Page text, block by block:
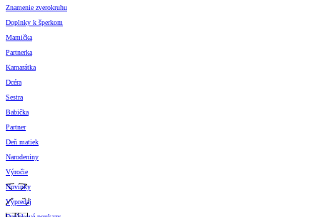
Znamenie zverokruhu
Doplnky k šperkom
Mamička
Partnerka
Kamarátka
Dcéra
Sestra
Babička
Partner
Deň matiek
Narodeniny
Výročie
Novinky
Výpredaj